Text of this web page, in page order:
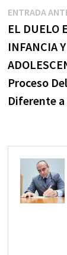
de
ENTRADA
EL DUELO
INFANCIA Y
Proceso
Diferente a